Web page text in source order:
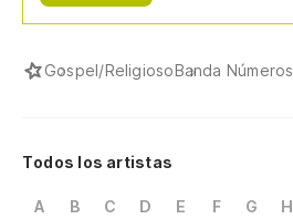
Gospel/ReligiosoBanda Números
Todos los artistas
A B C D E F G H